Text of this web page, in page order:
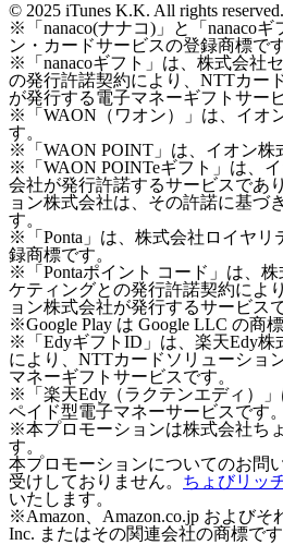
© 2025 iTunes K.K. All rights reserved.
※「nanaco(ナナコ)」と「nanaco
ン・カードサービスの登録商標です
※「nanacoギフト」は、株式会社
の発行許諾契約により、NTTカー
が発行する電子マネーギフトサー
※「WAON（ワオン）」は、イオ
す。
※「WAON POINT」は、イオン株
※「WAON POINTeギフト」は、
会社が発行許諾するサービスであ
ョン株式会社は、その許諾に基づ
す。
※「Ponta」は、株式会社ロイヤリ
録商標です。
※「Pontaポイント コード」は、
ケティングとの発行許諾契約によ
ョン株式会社が発行するサービスで
※Google Play は Google LLC の商標
※「EdyギフトID」は、楽天Edy株
により、NTTカードソリューショ
マネーギフトサービスです。
※「楽天Edy（ラクテンエディ）
ペイド型電子マネーサービスです。
※本プロモーションは株式会社ち
す。
本プロモーションについてのお問
受けしておりません。 ちょびリッ
いたします。
※Amazon、Amazon.co.jp およびそ
Inc. またはその関連会社の商標です